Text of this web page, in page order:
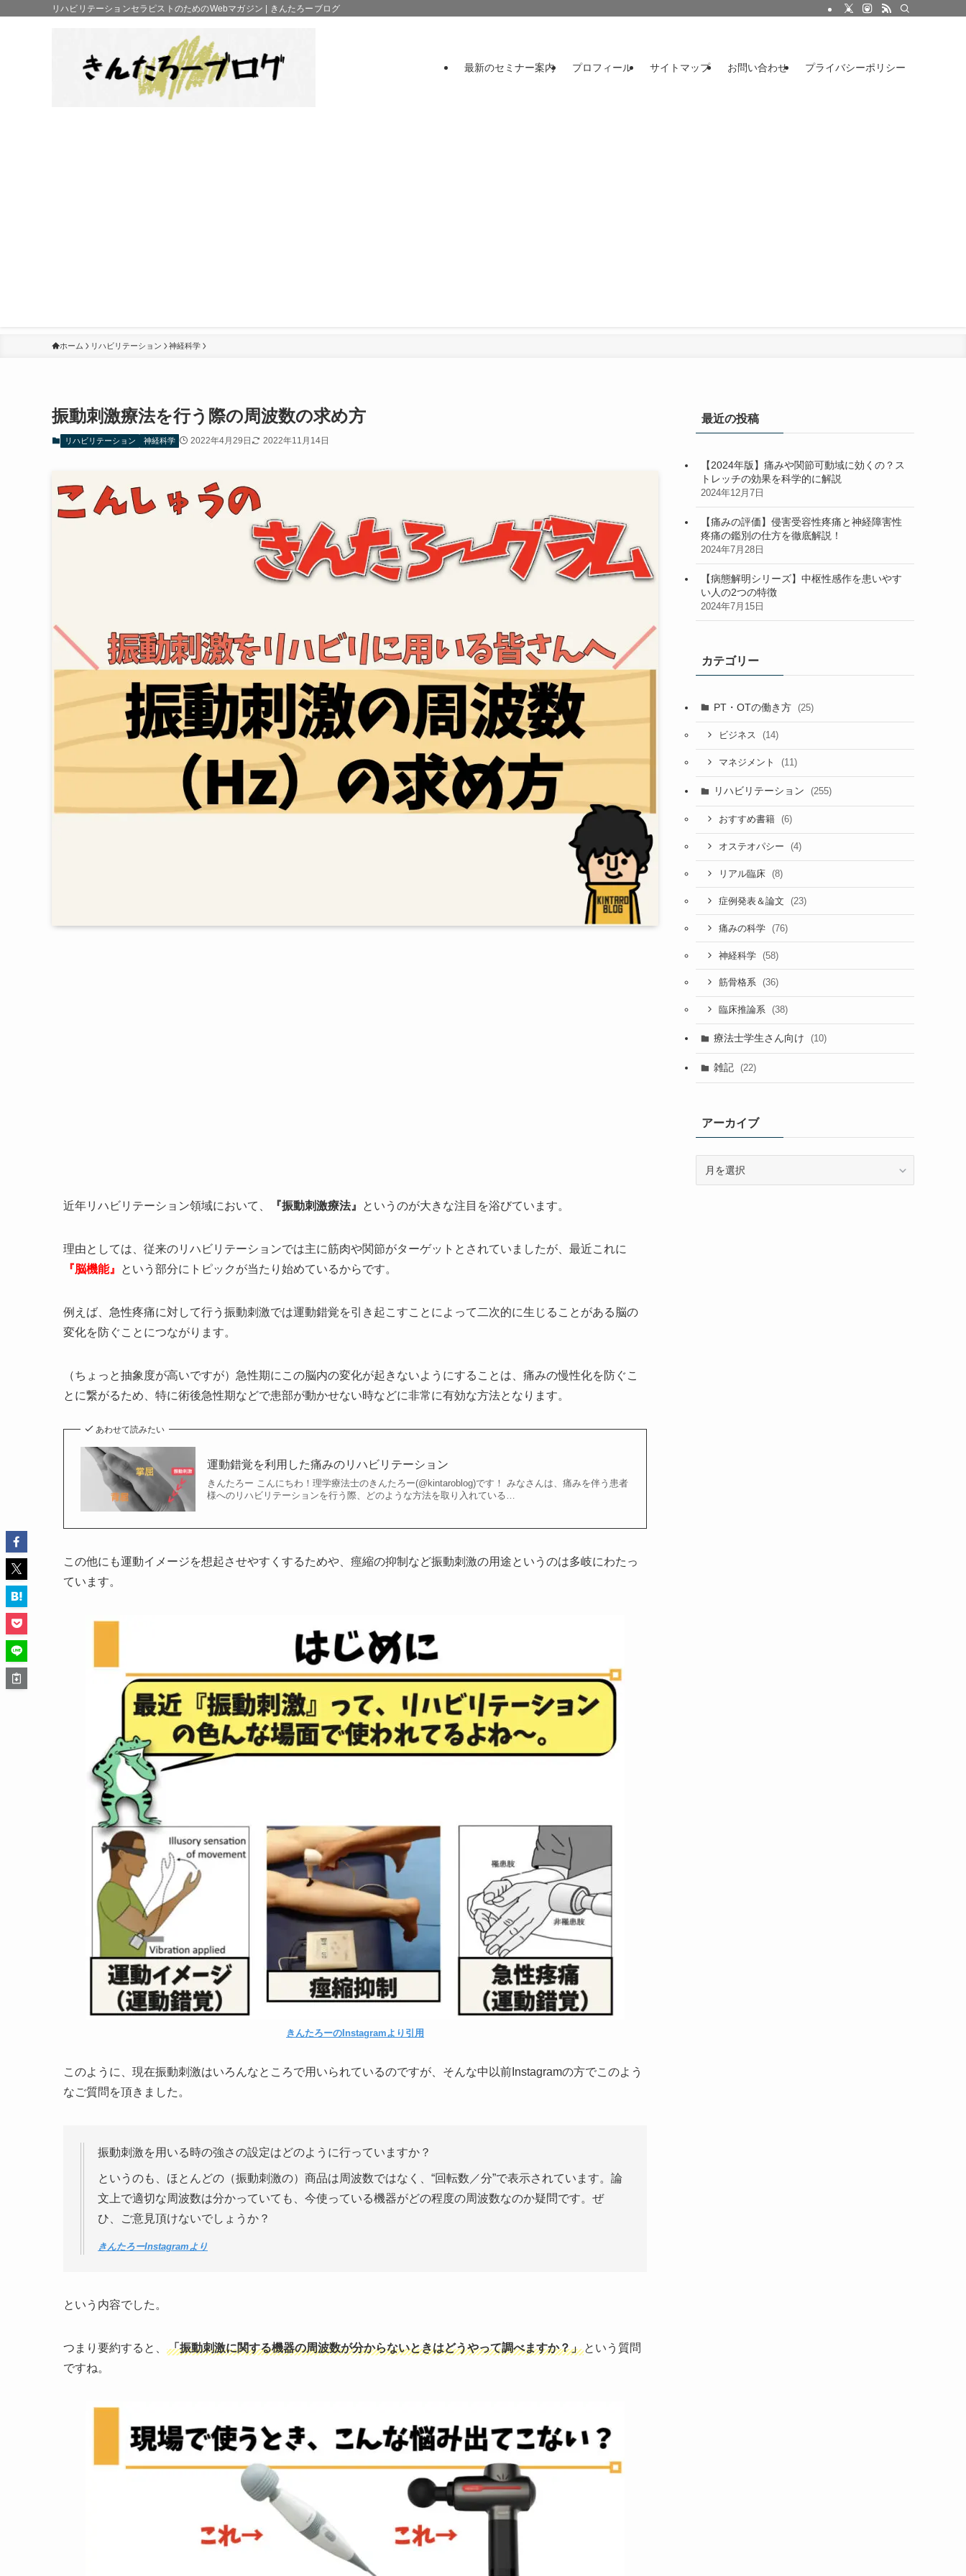
リハビリテーションセラピストのためのWebマガジン | きんたろーブログ
最新のセミナー案内 プロフィール サイトマップ お問い合わせ プライバシーポリシー
ホーム リハビリテーション 神経科学
振動刺激療法を行う際の周波数の求め方
リハビリテーション 神経科学 2022年4月29日 2022年11月14日
近年リハビリテーション領域において、 『振動刺激療法』 というのが大きな注目を浴びています。
理由としては、従来のリハビリテーションでは主に筋肉や関節がターゲットとされていましたが、最近これに
『脳機能』
という部分にトピックが当たり始めているからです。
例えば、急性疼痛に対して行う振動刺激では運動錯覚を引き起こすことによって二次的に生じることがある脳の
変化を防ぐことにつながります。
（ちょっと抽象度が高いですが）急性期にこの脳内の変化が起きないようにすることは、痛みの慢性化を防ぐこ
とに繋がるため、特に術後急性期などで患部が動かせない時などに非常に有効な方法となります。
あわせて読みたい
運動錯覚を利用した痛みのリハビリテーション
きんたろー こんにちわ！理学療法士のきんたろー(@kintaroblog)です！ みなさんは、痛みを伴う患者
様へのリハビリテーションを行う際、どのような方法を取り入れている…
この他にも運動イメージを想起させやすくするためや、痙縮の抑制など振動刺激の用途というのは多岐にわたっ
ています。
きんたろーのInstagramより引用
このように、現在振動刺激はいろんなところで用いられているのですが、そんな中以前Instagramの方でこのよう
なご質問を頂きました。
振動刺激を用いる時の強さの設定はどのように行っていますか？
というのも、ほとんどの（振動刺激の）商品は周波数ではなく、“回転数／分”で表示されています。論
文上で適切な周波数は分かっていても、今使っている機器がどの程度の周波数なのか疑問です。ぜ
ひ、ご意見頂けないでしょうか？
きんたろーInstagramより
という内容でした。
つまり要約すると、 「振動刺激に関する機器の周波数が分からないときはどうやって調べますか？」 という質問
ですね。
最近の投稿
【2024年版】痛みや関節可動域に効くの？ス
トレッチの効果を科学的に解説
2024年12月7日
【痛みの評価】侵害受容性疼痛と神経障害性
疼痛の鑑別の仕方を徹底解説！
2024年7月28日
【病態解明シリーズ】中枢性感作を患いやす
い人の2つの特徴
2024年7月15日
カテゴリー
PT・OTの働き方 (25)
ビジネス (14)
マネジメント (11)
リハビリテーション (255)
おすすめ書籍 (6)
オステオパシー (4)
リアル臨床 (8)
症例発表＆論文 (23)
痛みの科学 (76)
神経科学 (58)
筋骨格系 (36)
臨床推論系 (38)
療法士学生さん向け (10)
雑記 (22)
アーカイブ